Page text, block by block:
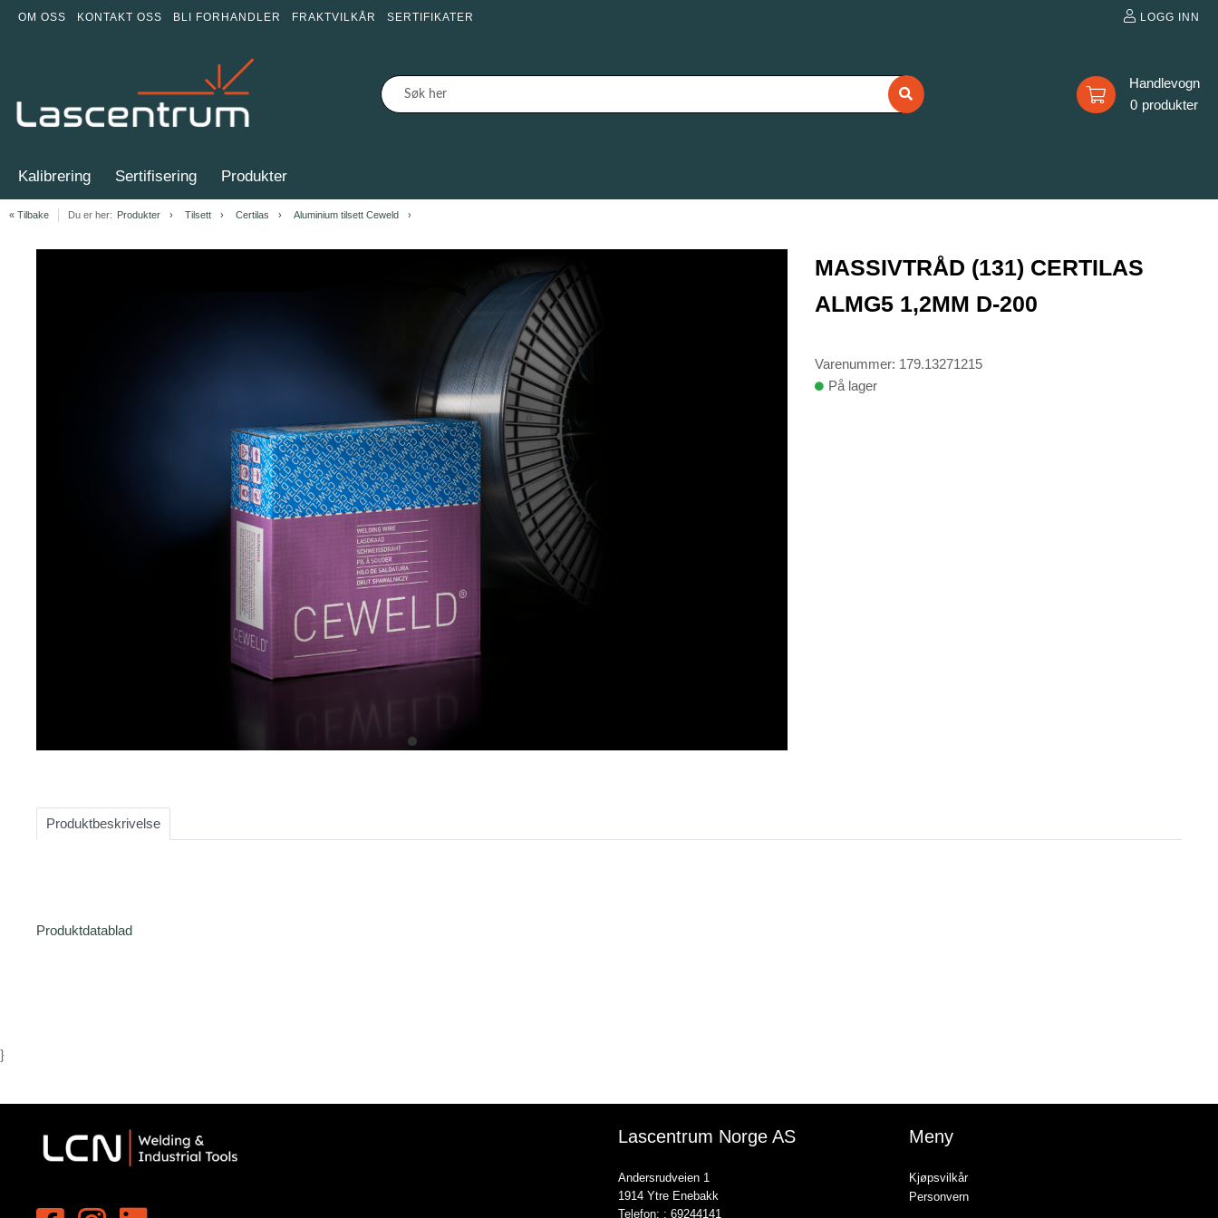
OM OSS KONTAKT OSS BLI FORHANDLER FRAKTVILKÅR SERTIFIKATER LOGG INN
0
Kalibrering Sertifisering Produkter
« Tilbake Du er her: Produkter Tilsett Certilas Aluminium tilsett Ceweld
item
of
MASSIVTRÅD (131) CERTILAS
ALMG5 1,2MM D-200
Varenummer: 179.13271215
På lager
Produktbeskrivelse
Produktdatablad
}
Lascentrum Norge AS
Andersrudveien 1
1914 Ytre Enebakk
Telefon: : 69244141
Meny
Kjøpsvilkår
Personvern